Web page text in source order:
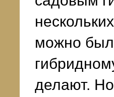
можно
делают.